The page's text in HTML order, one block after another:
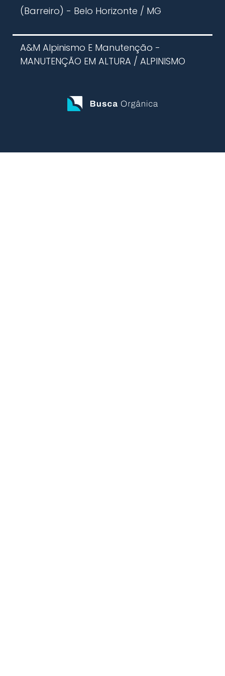
(Barreiro) - Belo Horizonte / MG
A&M Alpinismo E Manutenção -
MANUTENÇÃO EM ALTURA / ALPINISMO